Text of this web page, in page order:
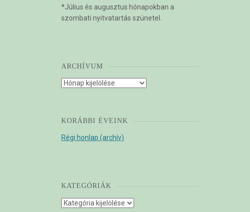
*Július és augusztus hónapokban a
szombati nyitvatartás szünetel.
ARCHÍVUM
Archívum
KORÁBBI ÉVEINK
Régi honlap (archív)
KATEGÓRIÁK
Kategóriák